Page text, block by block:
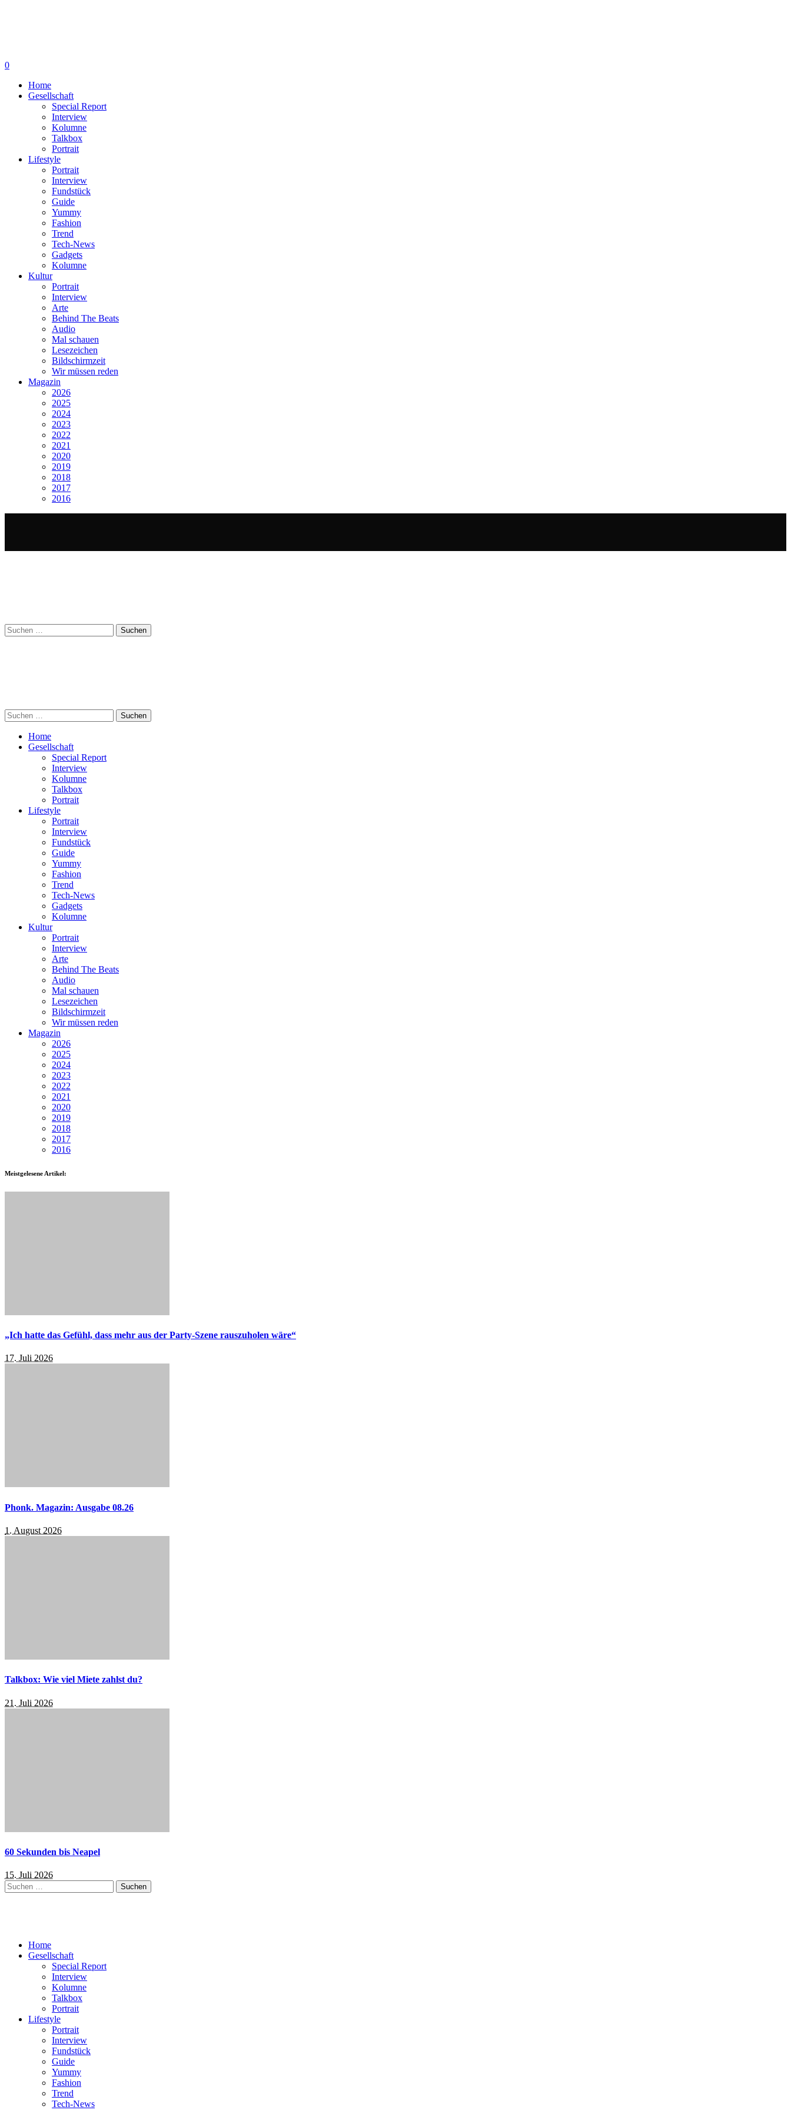
0
Home
Gesellschaft
Special Report
Interview
Kolumne
Talkbox
Portrait
Lifestyle
Portrait
Interview
Fundstück
Guide
Yummy
Fashion
Trend
Tech-News
Gadgets
Kolumne
Kultur
Portrait
Interview
Arte
Behind The Beats
Audio
Mal schauen
Lesezeichen
Bildschirmzeit
Wir müssen reden
Magazin
2026
2025
2024
2023
2022
2021
2020
2019
2018
2017
2016
Suchen
nach:
Suchen
nach:
Home
Gesellschaft
Special Report
Interview
Kolumne
Talkbox
Portrait
Lifestyle
Portrait
Interview
Fundstück
Guide
Yummy
Fashion
Trend
Tech-News
Gadgets
Kolumne
Kultur
Portrait
Interview
Arte
Behind The Beats
Audio
Mal schauen
Lesezeichen
Bildschirmzeit
Wir müssen reden
Magazin
2026
2025
2024
2023
2022
2021
2020
2019
2018
2017
2016
Meistgelesene Artikel:
„Ich hatte das Gefühl, dass mehr aus der Party-Szene rauszuholen wäre“
17. Juli 2026
Phonk. Magazin: Ausgabe 08.26
1. August 2026
Talkbox: Wie viel Miete zahlst du?
21. Juli 2026
60 Sekunden bis Neapel
15. Juli 2026
Suchen
nach:
Home
Gesellschaft
Special Report
Interview
Kolumne
Talkbox
Portrait
Lifestyle
Portrait
Interview
Fundstück
Guide
Yummy
Fashion
Trend
Tech-News